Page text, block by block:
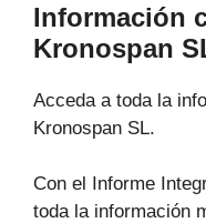
Información
Kronospan
Acceda a toda la
Kronospan SL.
Con el Informe
toda la información